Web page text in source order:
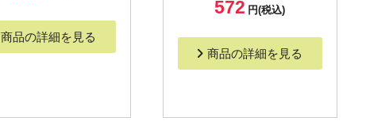
商品の詳細を見る
572 円(税込)
商品の詳細を見る